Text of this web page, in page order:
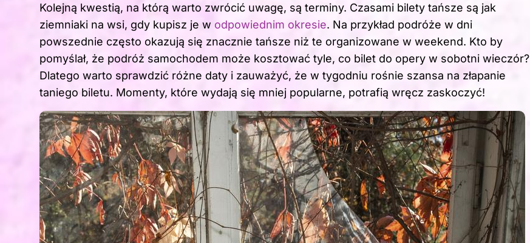
Kolejną kwestią, na którą warto zwrócić uwagę, są terminy. Czasami bilety tańsze są jak
ziemniaki na wsi, gdy kupisz je w odpowiednim okresie. Na przykład podróże w dni
powszednie często okazują się znacznie tańsze niż te organizowane w weekend. Kto by
pomyślał, że podróż samochodem może kosztować tyle, co bilet do opery w sobotni wieczór?
Dlatego warto sprawdzić różne daty i zauważyć, że w tygodniu rośnie szansa na złapanie
taniego biletu. Momenty, które wydają się mniej popularne, potrafią wręcz zaskoczyć!